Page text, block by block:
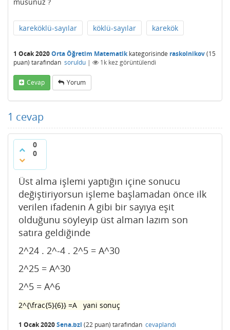
kareköklü-sayılar köklü-sayılar karekök
1 Ocak 2020Orta Öğretim Matematikkategorisinde raskolnikov(15
puan) tarafından soruldu | 1k kez görüntülendi
Cevap Yorum
1 cevap
0
0
Üst alma işlemi yaptığın içine sonucu
değiştiriyorsun işleme başlamadan önce ilk
verilen ifadenin A gibi bir sayıya eşit
olduğunu söyleyip üst alman lazım son
satıra geldiğinde
2^24 . 2^-4 . 2^5 = A^30
2^25 = A^30
2^5 = A^6
2^{\frac{5}{6}} =A yani sonuç
1 Ocak 2020Sena.bzl (22 puan) tarafından cevaplandı